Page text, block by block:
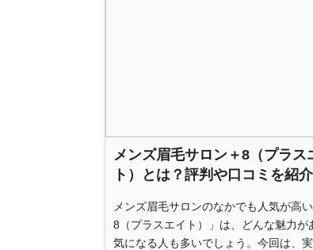
メンズ眉毛サロン＋8（プラス
ト）とは？評判や口コミを紹介
メンズ眉毛サロンのなかでも人気が高
8（プラスエイト）」は、どんな魅力が
気になる人も多いでしょう。今回は、実